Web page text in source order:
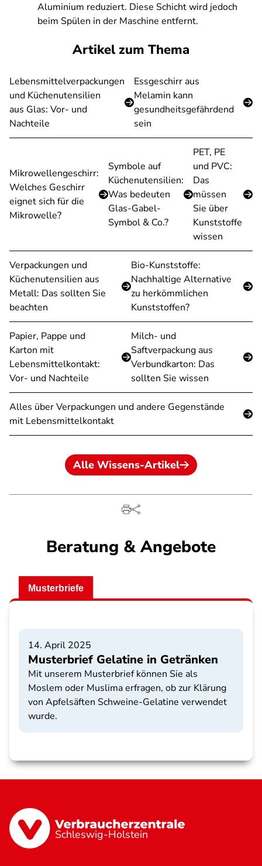
Aluminium reduziert. Diese Schicht wird jedoch
beim Spülen in der Maschine entfernt.
Artikel zum Thema
Lebensmittelverpackungen
und Küchenutensilien
aus Glas: Vor- und
Nachteile
Essgeschirr aus
Melamin kann
gesundheitsgefährdend
sein
Mikrowellengeschirr:
Welches Geschirr
eignet sich für die
Mikrowelle?
Symbole auf
Küchenutensilien:
Was bedeuten
Glas-Gabel-
Symbol & Co.?
PET, PE
und PVC:
Das
müssen
Sie über
Kunststoffe
wissen
Verpackungen und
Küchenutensilien aus
Metall: Das sollten Sie
beachten
Bio-Kunststoffe:
Nachhaltige Alternative
zu herkömmlichen
Kunststoffen?
Papier, Pappe und
Karton mit
Lebensmittelkontakt:
Vor- und Nachteile
Milch- und
Saftverpackung aus
Verbundkarton: Das
sollten Sie wissen
Alles über Verpackungen und andere Gegenstände
mit Lebensmittelkontakt
Alle Wissens-Artikel
Beratung & Angebote
Musterbriefe
14. April 2025
Musterbrief Gelatine in Getränken
Mit unserem Musterbrief können Sie als
Moslem oder Muslima erfragen, ob zur Klärung
von Apfelsäften Schweine-Gelatine verwendet
wurde.
Schleswig-Holstein